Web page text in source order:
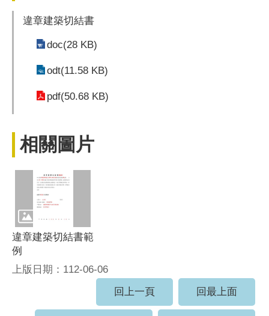
違章建築切結書
doc(28 KB)
odt(11.58 KB)
pdf(50.68 KB)
相關圖片
違章建築切結書範
例
上版日期：112-06-06
回上一頁
回最上面